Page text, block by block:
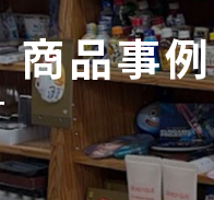
商品事例